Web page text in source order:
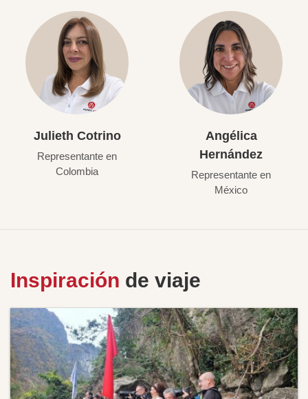
Julieth Cotrino
Representante en
Colombia
Angélica
Hernández
Representante en
México
Inspiración de viaje